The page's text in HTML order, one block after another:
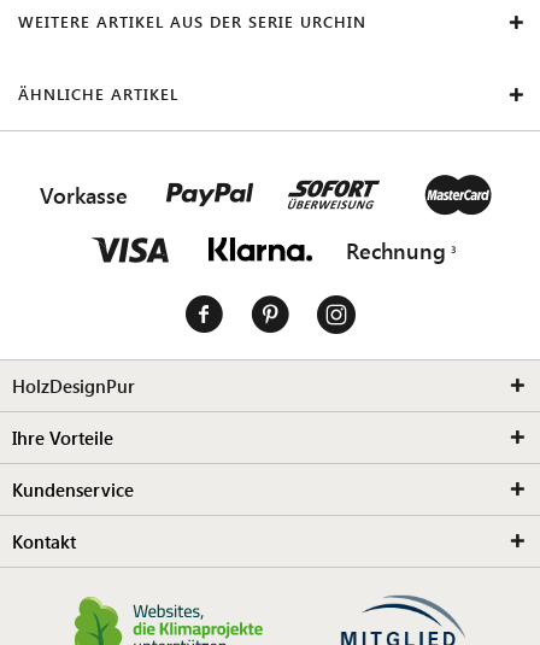
WEITERE ARTIKEL AUS DER SERIE URCHIN
ÄHNLICHE ARTIKEL
Vorkasse
Rechnung
HolzDesignPur
Ihre Vorteile
Kundenservice
Kontakt